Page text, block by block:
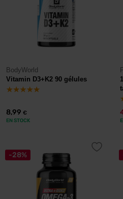
BodyWorld
Vitamin D3+K2 90 gélules
8,99 €
EN STOCK
-28%